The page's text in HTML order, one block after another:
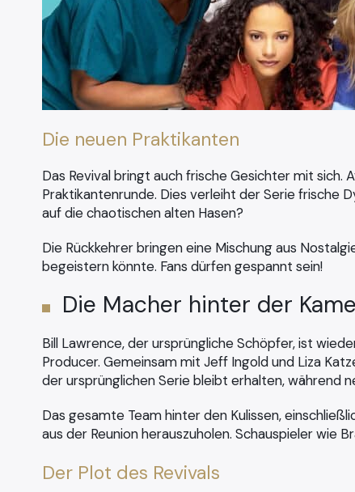
Die neuen Praktikanten
Das Revival bringt auch frische Gesichter mit sich.
Praktikantenrunde. Dies verleiht der Serie frische
auf die chaotischen alten Hasen?
Die Rückkehrer bringen eine Mischung aus
begeistern könnte. Fans dürfen gespannt sein!
Die Macher hinter der
Bill Lawrence, der ursprüngliche Schöpfer, ist
Producer. Gemeinsam mit Jeff Ingold und Liza
der ursprünglichen Serie bleibt erhalten, während
Das gesamte Team hinter den Kulissen,
aus der Reunion herauszuholen. Schauspieler wie
Der Plot des Revivals